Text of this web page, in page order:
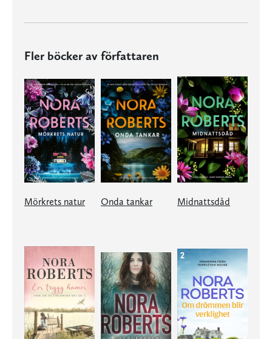
Fler böcker av författaren
Mörkrets natur Onda tankar Midnattsdåd